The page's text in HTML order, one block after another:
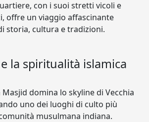
con i suoi stretti vicoli e
offre un viaggio affascinante
storia, cultura e tradizioni.
la spiritualità islamica
Masjid domina lo skyline di Vecchia
uno dei luoghi di culto più
musulmana indiana.